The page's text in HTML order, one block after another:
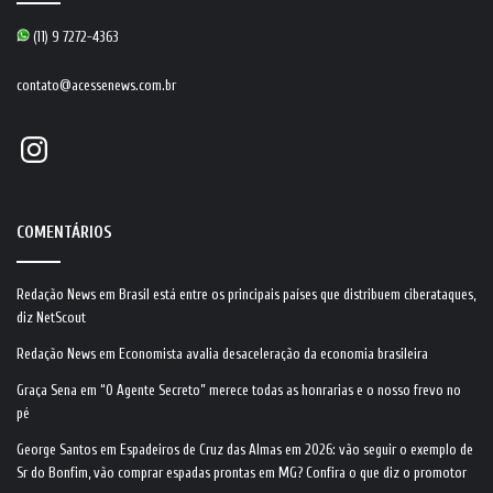
(11) 9 7272-4363
contato@acessenews.com.br
Instagram
COMENTÁRIOS
Redação News em Brasil está entre os principais países que distribuem ciberataques,
diz NetScout
Redação News em Economista avalia desaceleração da economia brasileira
Graça Sena em “O Agente Secreto” merece todas as honrarias e o nosso frevo no
pé
George Santos em Espadeiros de Cruz das Almas em 2026: vão seguir o exemplo de
Sr do Bonfim, vão comprar espadas prontas em MG? Confira o que diz o promotor